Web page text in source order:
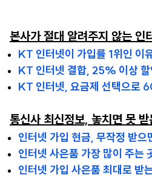
본사가 절대 알려주지 않는 인
KT 인터넷이 가입률 1위인 이
KT 인터넷 결합, 25% 이상 할
KT 인터넷, 요금제 선택으로
통신사 최신정보, 놓치면 못
인터넷 가입 현금, 무작정 받으
인터넷 사은품 가장 많이 주는
인터넷 가입 사은품 최대로 받